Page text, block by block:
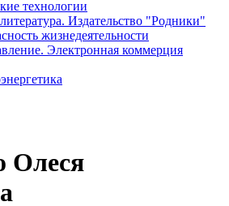
технологии
Издательство "Родники"
жизнедеятельности
Электронная коммерция
Олеся